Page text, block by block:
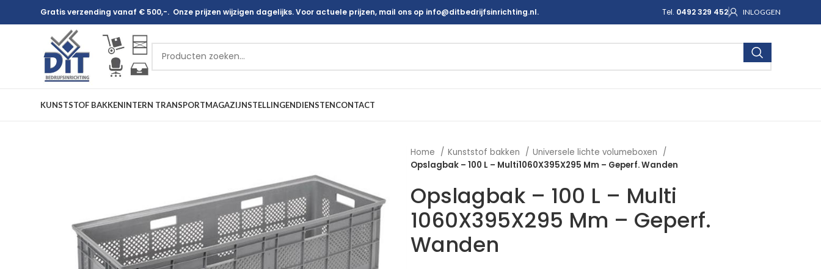
Gratis verzending vanaf € 500,-. Onze prijzen wijzigen dagelijks. Voor actuele prijzen, mail ons op info@ditbedrijfsinrichting.nl. Tel. 0492 329 452 INLOGGEN
KUNSTSTOF BAKKENINTERN TRANSPORTMAGAZIJNSTELLINGENDIENSTENCONTACT
Home Kunststof bakken
Universele lichte volumeboxen
Opslagbak – 100 L – Multi1060X395X295 Mm – Geperf. Wanden
Opslagbak – 100 L – Multi
1060X395X295 Mm – Geperf.
Wanden